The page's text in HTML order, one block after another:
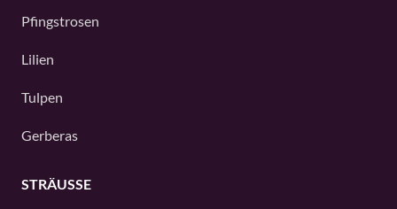
Pfingstrosen
Lilien
Tulpen
Gerberas
STRÄUSSE